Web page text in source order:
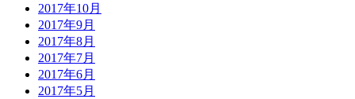
2017年10月
2017年9月
2017年8月
2017年7月
2017年6月
2017年5月